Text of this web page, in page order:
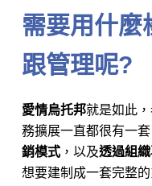
需要用什麼
跟管理呢?
愛情烏托邦就是如此
務擴展一直都很有一
銷模式 ，以及透過組
想要建制成一套完整